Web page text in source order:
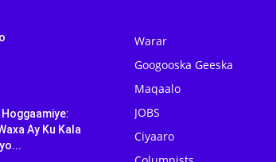
Ay Ku Kala
Warar
Googooska Geeska
Maqaalo
JOBS
Ciyaaro